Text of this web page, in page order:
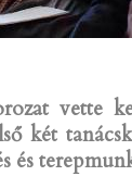
vette
két
és